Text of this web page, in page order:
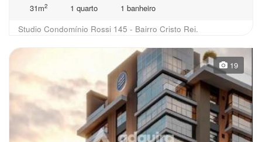
31m2 1 quarto
1 banheiro
Studio Condomínio Rossi 145 - Bairro Cristo Rei.
19